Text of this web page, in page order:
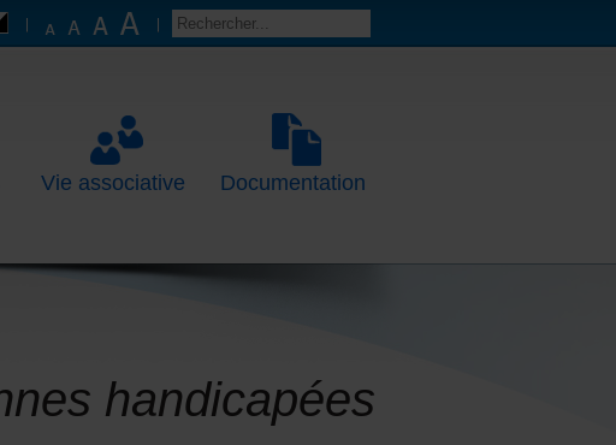
Vie associative Documentation
handicapées